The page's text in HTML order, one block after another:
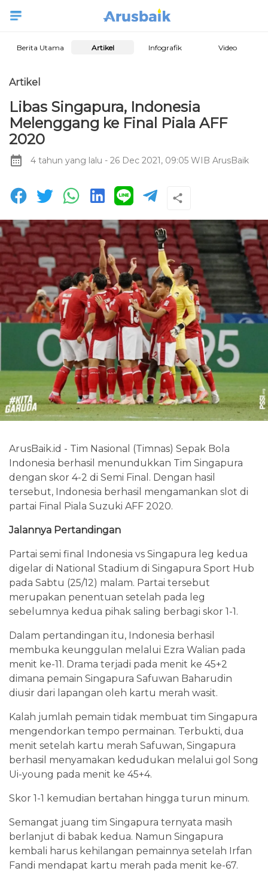
Berita Utama Artikel Infografik Video
Artikel
Libas Singapura, Indonesia
Melenggang ke Final Piala AFF
2020
4 tahun yang lalu - 26 Dec 2021, 09:05 WIB ArusBaik
ArusBaik.id - Tim Nasional (Timnas) Sepak Bola
Indonesia berhasil menundukkan Tim Singapura
dengan skor 4-2 di Semi Final. Dengan hasil
tersebut, Indonesia berhasil mengamankan slot di
partai Final Piala Suzuki AFF 2020.
Jalannya Pertandingan
Partai semi final Indonesia vs Singapura leg kedua
digelar di National Stadium di Singapura Sport Hub
pada Sabtu (25/12) malam. Partai tersebut
merupakan penentuan setelah pada leg
sebelumnya kedua pihak saling berbagi skor 1-1.
Dalam pertandingan itu, Indonesia berhasil
membuka keunggulan melalui Ezra Walian pada
menit ke-11. Drama terjadi pada menit ke 45+2
dimana pemain Singapura Safuwan Baharudin
diusir dari lapangan oleh kartu merah wasit.
Kalah jumlah pemain tidak membuat tim Singapura
mengendorkan tempo permainan. Terbukti, dua
menit setelah kartu merah Safuwan, Singapura
berhasil menyamakan kedudukan melalui gol Song
Ui-young pada menit ke 45+4.
Skor 1-1 kemudian bertahan hingga turun minum.
Semangat juang tim Singapura ternyata masih
berlanjut di babak kedua. Namun Singapura
kembali harus kehilangan pemainnya setelah Irfan
Fandi mendapat kartu merah pada menit ke-67.